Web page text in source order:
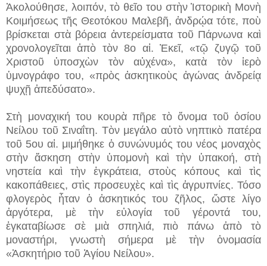
Ἀκολούθησε, λοιπόν, τὸ θεῖο του στὴν Ἱστορικὴ Μονὴ
Κοιμήσεως τῆς Θεοτόκου Μαλεβῆ, ἀνδρῴα τότε, ποὺ
βρίσκεται στὰ βόρεια ἀντερείσματα τοῦ Πάρνωνα καὶ
χρονολογεῖται ἀπὸ τὸν 8ο αἰ. Ἐκεῖ, «τῷ ζυγῷ τοῦ
Χριστοῦ ὑποσχὼν τὸν αὐχένα», κατὰ τὸν ἱερὸ
ὑμνογράφο του, «πρὸς ἀσκητικοὺς ἀγώνας ἀνδρείᾳ
ψυχῇ ἀπεδύσατο».
Στὴ μοναχική του κουρὰ πῆρε τὸ ὄνομα τοῦ ὁσίου
Νείλου τοῦ Σιναΐτη. Τὸν μεγάλο αὐτὸ νηπτικὸ πατέρα
τοῦ 5ου αἰ. μιμήθηκε ὁ συνώνυμός του νέος μοναχὸς
στὴν ἄσκηση στὴν ὑπομονὴ καὶ τὴν ὑπακοή, στὴ
νηστεία καὶ τὴν ἐγκράτεια, στοὺς κόπους καὶ τὶς
κακοπάθειες, στὶς προσευχὲς καὶ τὶς ἀγρυπνίες. Τόσο
φλογερὸς ἦταν ὁ ἀσκητικός του ζῆλος, ὥστε λίγο
ἀργότερα, μὲ τὴν εὐλογία τοῦ γέροντά του,
ἐγκαταβίωσε σὲ μιὰ σπηλιά, πιὸ πάνω ἀπὸ τὸ
μοναστήρι, γνωστὴ σήμερα μὲ τὴν ὀνομασία
«Ἀσκητήριο τοῦ Ἁγίου Νείλου».